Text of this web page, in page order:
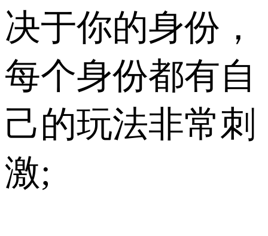
决于你的身份，
每个身份都有自
己的玩法非常刺
激;